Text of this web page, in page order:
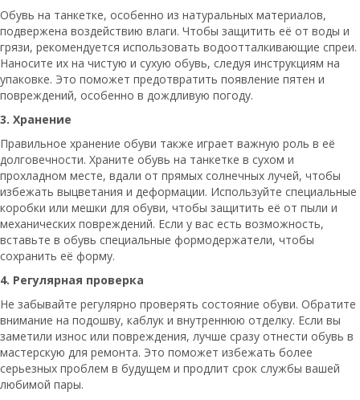
Обувь на танкетке, особенно из натуральных материалов,
подвержена воздействию влаги. Чтобы защитить её от воды и
грязи, рекомендуется использовать водоотталкивающие спреи.
Наносите их на чистую и сухую обувь, следуя инструкциям на
упаковке. Это поможет предотвратить появление пятен и
повреждений, особенно в дождливую погоду.
3. Хранение
Правильное хранение обуви также играет важную роль в её
долговечности. Храните обувь на танкетке в сухом и
прохладном месте, вдали от прямых солнечных лучей, чтобы
избежать выцветания и деформации. Используйте специальные
коробки или мешки для обуви, чтобы защитить её от пыли и
механических повреждений. Если у вас есть возможность,
вставьте в обувь специальные формодержатели, чтобы
сохранить её форму.
4. Регулярная проверка
Не забывайте регулярно проверять состояние обуви. Обратите
внимание на подошву, каблук и внутреннюю отделку. Если вы
заметили износ или повреждения, лучше сразу отнести обувь в
мастерскую для ремонта. Это поможет избежать более
серьезных проблем в будущем и продлит срок службы вашей
любимой пары.